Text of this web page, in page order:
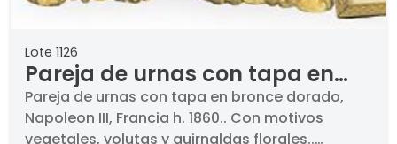
Lote 1126
Pareja de urnas con tapa en
bronce dorado, Napoleon III,
Francia h. 1860.
Pareja de urnas con tapa en bronce dorado,
Napoleon III, Francia h. 1860.. Con motivos
vegetales, volutas y guirnaldas florales..